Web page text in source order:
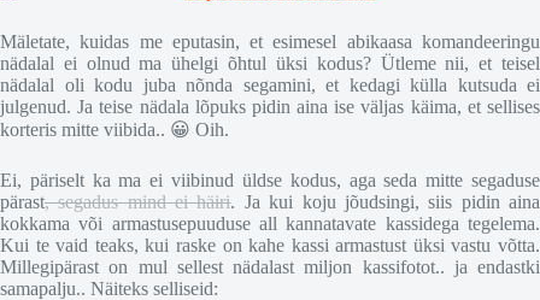
Mäletate, kuidas me eputasin, et esimesel abikaasa komandeeringu
nädalal ei olnud ma ühelgi õhtul üksi kodus? Ütleme nii, et teisel
nädalal oli kodu juba nõnda segamini, et kedagi külla kutsuda ei
julgenud. Ja teise nädala lõpuks pidin aina ise väljas käima, et sellises
korteris mitte viibida.. 😀 Oih.
Ei, päriselt ka ma ei viibinud üldse kodus, aga seda mitte segaduse
pärast, segadus mind ei häiri. Ja kui koju jõudsingi, siis pidin aina
kokkama või armastusepuuduse all kannatavate kassidega tegelema.
Kui te vaid teaks, kui raske on kahe kassi armastust üksi vastu võtta.
Millegipärast on mul sellest nädalast miljon kassifotot.. ja endastki
samapalju.. Näiteks selliseid: